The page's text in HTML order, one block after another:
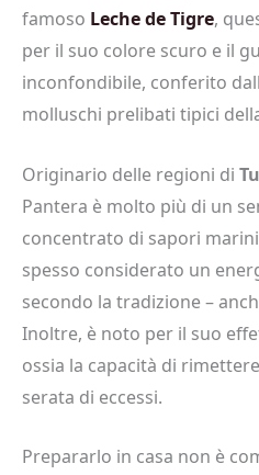
famoso Leche de Tigre,
per il suo colore scuro e il
inconfondibile, conferito
molluschi prelibati tipici
Originario delle regioni di
Pantera è molto più di un
concentrato di sapori
spesso considerato un
secondo la tradizione –
Inoltre, è noto per il suo
ossia la capacità di
serata di eccessi.
Prepararlo in casa non è